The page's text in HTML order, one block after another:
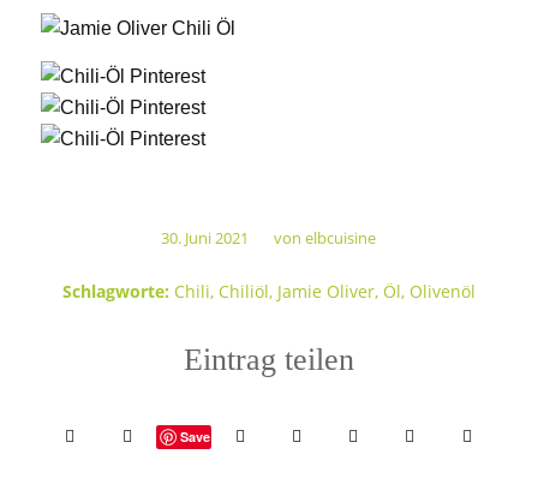
30. Juni 2021
/ vonelbcuisine
Schlagworte: Chili, Chiliöl, Jamie Oliver, Öl, Olivenöl
Eintrag teilen
Save